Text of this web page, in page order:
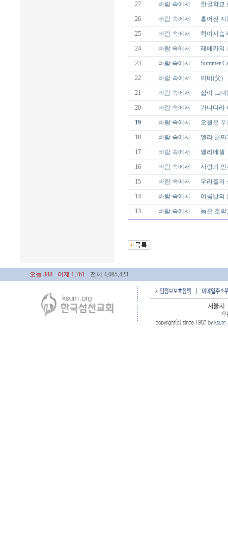
27 바람 속에서 한글학교
26 바람 속에서 흩어진
25 바람 속에서 학이시습
24 바람 속에서 레베카의
23 바람 속에서 Summer
22 바람 속에서 아비(父)
21 바람 속에서 삶이 그대
20 바람 속에서 가나다라
19 바람 속에서 오월은 푸
18 바람 속에서 엘라 골짜
17 바람 속에서 엘리에셀
16 바람 속에서 사랑의 인
15 바람 속에서 우리들의
14 바람 속에서 여름날의
13 바람 속에서 늙은 호박
오늘 388 · 어제 1,761 · 전체 4,085,423